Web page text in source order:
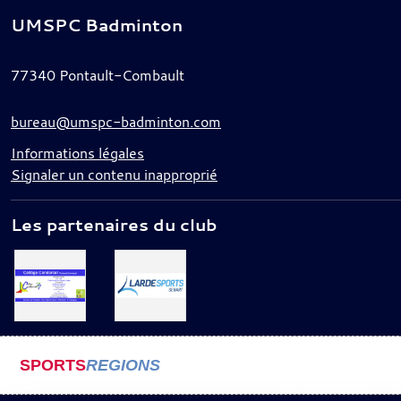
UMSPC Badminton
77340 Pontault-Combault
bureau@umspc-badminton.com
Informations légales
Signaler un contenu inapproprié
Les partenaires du club
SPORTSREGIONS